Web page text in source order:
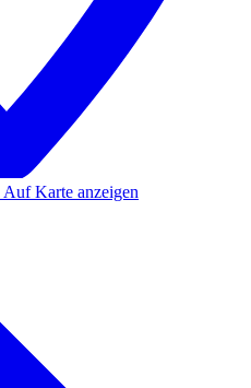
Auf Karte anzeigen